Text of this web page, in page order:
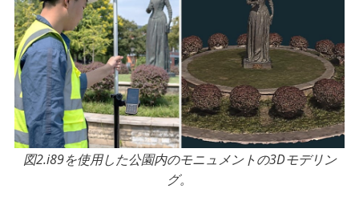
図2.i89を使用した公園内のモニュメントの3Dモデリン
グ。